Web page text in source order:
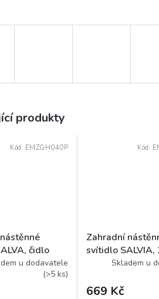
produkty
čidlo
13 x 12,5 x
x E27, 15 W
u dodavatele
(>5 ks)
Kód: EMZGH040P
Zahradní
svítidlo SALVIA,
16 x 28,5 cm, 1
Skladem u
669 Kč
Kód: